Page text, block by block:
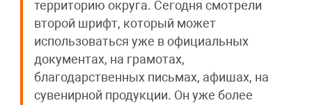
территорию округа. Сегодня смотрели
второй шрифт, который может
использоваться уже в официальных
документах, на грамотах,
благодарственных письмах, афишах, на
сувенирной продукции. Он уже более